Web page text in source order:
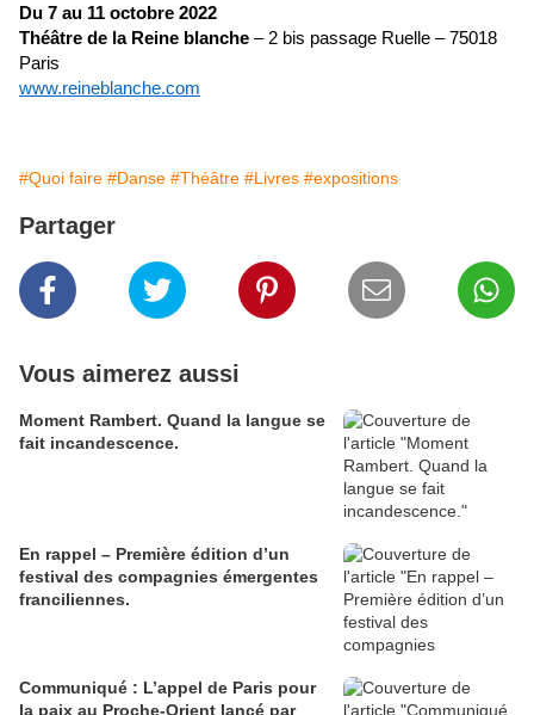
Du 7 au 11 octobre 2022
Théâtre de la Reine blanche – 2 bis passage Ruelle – 75018
Paris
www.reineblanche.com
#Quoi faire #Danse #Théâtre #Livres #expositions
Partager
Vous aimerez aussi
Moment Rambert. Quand la langue se
fait incandescence.
En rappel – Première édition d’un
festival des compagnies émergentes
franciliennes.
Communiqué : L’appel de Paris pour
la paix au Proche-Orient lancé par